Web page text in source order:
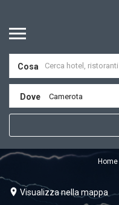
Cosa
Dove Camerota
Home
Visualizza nella mappa